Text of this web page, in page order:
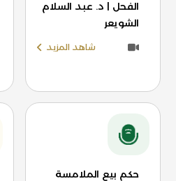
الفحل | د. عبد السلام
الشويعر
شاهد المزيد
حكم بيع الملامسة